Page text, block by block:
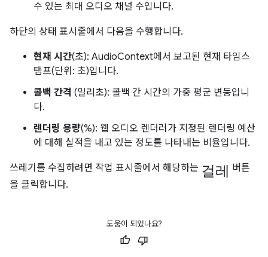
수 있는 최대 오디오 채널 수입니다.
하단의 상태 표시줄에서 다음을 수행합니다.
현재 시간(초): AudioContext에서 보고된 현재 타임스
탬프(단위: 초)입니다.
콜백 간격 (밀리초): 콜백 간 시간의 가중 평균 변동입니
다.
렌더링 용량(%): 웹 오디오 렌더러가 지정된 렌더링 예산
에 대해 실적을 내고 있는 정도를 나타내는 비율입니다.
쓰레기를 수집하려면 작업 표시줄에서 해당하는 걸레 버튼
을 클릭합니다.
도움이 되었나요?